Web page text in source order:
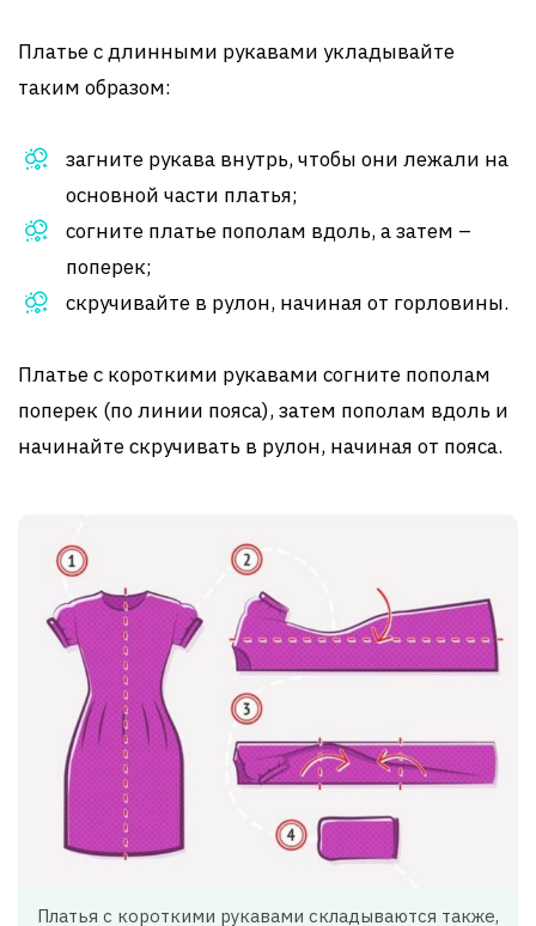
Платье с длинными рукавами укладывайте
таким образом:
загните рукава внутрь, чтобы они лежали на
основной части платья;
согните платье пополам вдоль, а затем –
поперек;
скручивайте в рулон, начиная от горловины.
Платье с короткими рукавами согните пополам
поперек (по линии пояса), затем пополам вдоль и
начинайте скручивать в рулон, начиная от пояса.
Платья с короткими рукавами складываются также,